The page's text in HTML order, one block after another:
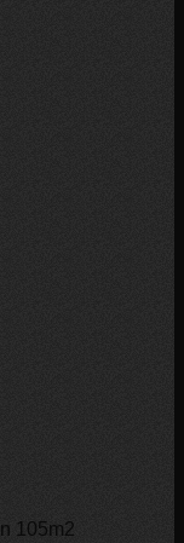
105m2